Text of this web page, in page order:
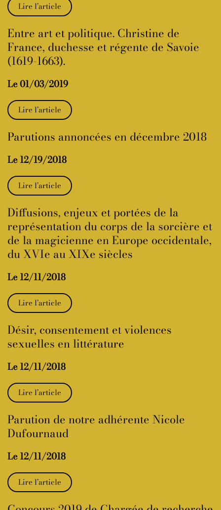
Lire l’article
Entre art et politique. Christine de
France, duchesse et régente de Savoie
(1619-1663).
Le 01/03/2019
Lire l’article
Parutions annoncées en décembre 2018
Le 12/19/2018
Lire l’article
Diffusions, enjeux et portées de la
représentation du corps de la sorcière et
de la magicienne en Europe occidentale,
du XVIe au XIXe siècles
Le 12/11/2018
Lire l’article
Désir, consentement et violences
sexuelles en littérature
Le 12/11/2018
Lire l’article
Parution de notre adhérente Nicole
Dufournaud
Le 12/11/2018
Lire l’article